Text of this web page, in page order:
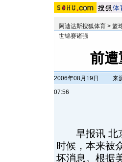
阿迪达斯搜狐体育 > 篮
世锦赛诸强
前遭
2006年08月19日
07:56
来
早报讯 北京
时候，本来被
坏消息。根据